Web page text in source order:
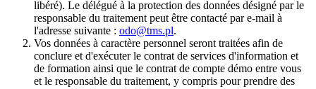
libéré). Le délégué à la protection des données désigné par le
responsable du traitement peut être contacté par e-mail à
l'adresse suivante : odo@tms.pl.
Vos données à caractère personnel seront traitées afin de
conclure et d'exécuter le contrat de services d'information et
de formation ainsi que le contrat de compte démo entre vous
et le responsable du traitement, y compris pour prendre des